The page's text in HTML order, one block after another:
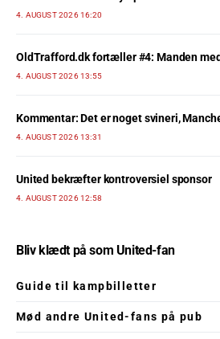
4. AUGUST 2026 16:20
OldTrafford.dk fortæller #4: Manden
4. AUGUST 2026 13:55
Kommentar: Det er noget svineri,
4. AUGUST 2026 13:31
United bekræfter kontroversiel sponsor
4. AUGUST 2026 12:58
Bliv klædt på som United-fan
Guide til kampbilletter
Mød andre United-fans på pub